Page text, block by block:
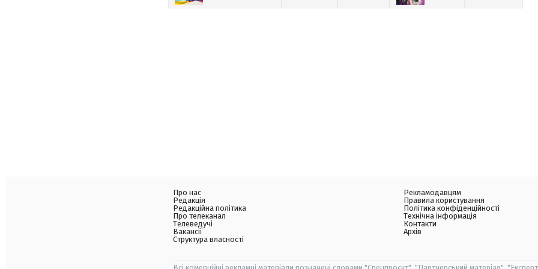
Про нас
Редакція
Редакційна політика
Про телеканал
Телеведучі
Вакансії
Структура власності
Рекламодавцям
Правила користування
Політика конфіденційності
Технічна інформація
Контакти
Архів